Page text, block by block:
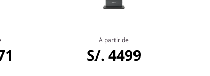
A partir de
S/. 4499